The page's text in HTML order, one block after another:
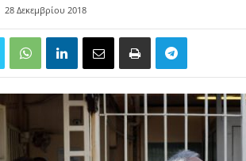
28 Δεκεμβρίου 2018